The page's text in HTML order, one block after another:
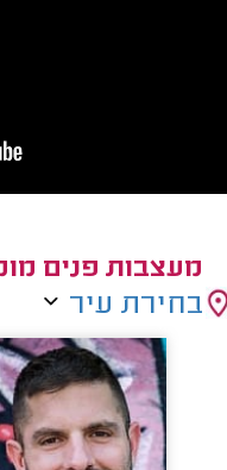
מעצבות פנים
בחירת עיר